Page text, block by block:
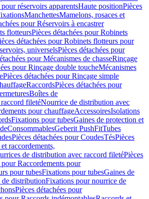
réservoirs apparentsHaute positionPièces
ManchettesMamelons, rosaces et
pour Réservoirs à encastrer
flotteursPièces détachées pour Robinets
détachées pour Robinets flotteurs pour
universelsPièces détachées pour
pour Mécanismes de chasseRinçage
pour Rinçage double toucheMécanismes
Pièces détachées pour Rinçage simple
RaccordsPièces détachées pour
Boîtes de
filetéNourrice de distribution avec
pour chauffageAccessoiresIsolations
Fixations pour tubesGaines de protection et
ConsommablesGeberit PushFitTubes
Pièces détachées pour CoudesTésPièces
raccordements,
de distribution avec raccord filetéPièces
pour Raccordements pour
pour tubesFixations pour tubesGaines de
de distributionFixations pour nourrice de
Pièces détachées pour